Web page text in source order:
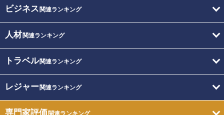
ビジネス 関連ランキング
人材関連ランキング
トラベル関連ランキング
レジャー関連ランキング
専門家評価関連ランキング